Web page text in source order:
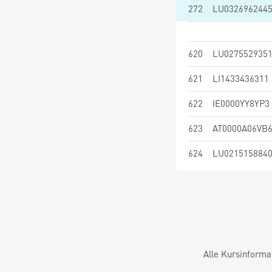
272 LU0326962445
620 LU0275529351
621 LI1433436311
622 IE0000YY8YP3
623 AT0000A06VB6
624 LU0215158840
Alle